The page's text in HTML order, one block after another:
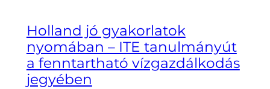
Holland jó gyakorlatok
nyomában – ITE tanulmányút
a fenntartható vízgazdálkodás
jegyében